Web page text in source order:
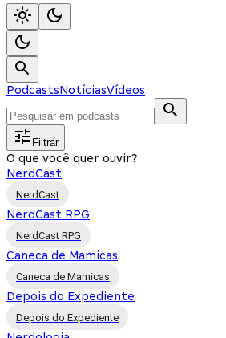
PodcastsNotíciasVídeos
Filtrar
O que você quer ouvir?
NerdCast
NerdCast
NerdCast RPG
NerdCast RPG
Caneca de Mamicas
Caneca de Mamicas
Depois do Expediente
Depois do Expediente